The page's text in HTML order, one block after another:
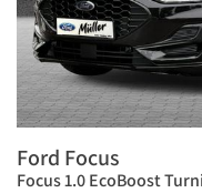
Ford Focus
Focus 1.0 EcoBoost